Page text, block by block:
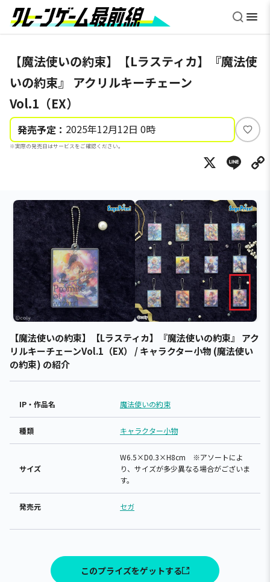
【魔法使いの約束】【Lラスティカ】『魔法使
いの約束』 アクリルキーチェーン
Vol.1（EX）
発売予定： 2025年12月12日 0時
※実際の発売日はサービスをご確認ください。
い
ね
X
【魔法使いの約束】【Lラスティカ】『魔法使いの約束』 アク
リルキーチェーンVol.1（EX） / キャラクター小物 (魔法使い
の約束) の紹介
IP・作品名 魔法使いの約束
種類 キャラクター小物
サイズ
W6.5×D0.3×H8cm ※アソートによ
り、サイズが多少異なる場合がございま
す。
発売元 セガ
このプライズをゲットする